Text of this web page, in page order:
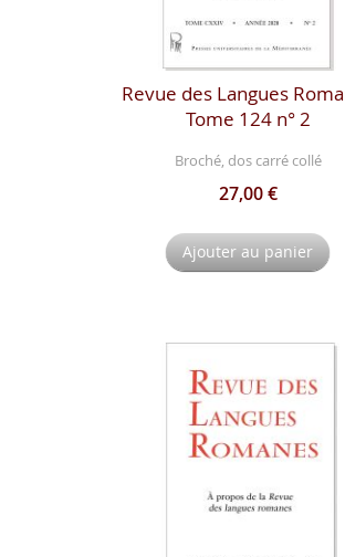
Revue des Langues
Tome 124 n° 2
Broché, dos carré collé
27,00 €
Ajouter au panier